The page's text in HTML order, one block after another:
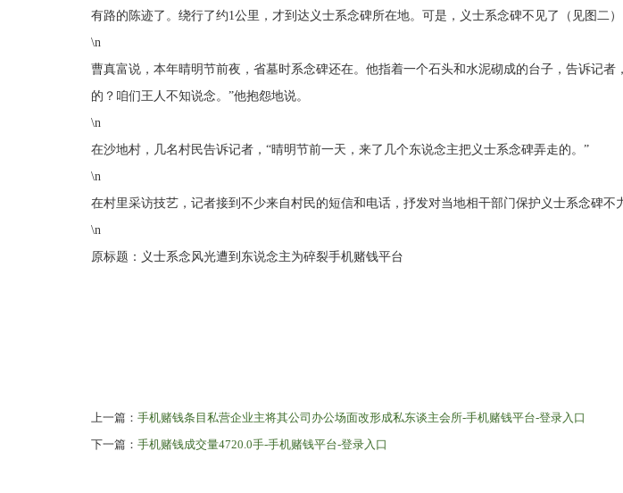
有路的陈迹了。绕行了约1公里，才到达义士系念碑所在地。可是，义士系念碑不见了（见图二）
\n
曹真富说，本年晴明节前夜，省墓时系念碑还在。他指着一个石头和水泥砌成的台子，告诉记
的？咱们王人不知说念。”他抱怨地说。
\n
在沙地村，几名村民告诉记者，“晴明节前一天，来了几个东说念主把义士系念碑弄走的。”
\n
在村里采访技艺，记者接到不少来自村民的短信和电话，抒发对当地相干部门保护义士系念碑
\n
原标题：义士系念风光遭到东说念主为碎裂手机赌钱平台
上一篇： 手机赌钱条目私营企业主将其公司办公场面改形成私东谈主会所-手机赌钱平台-登录入口
下一篇： 手机赌钱成交量4720.0手-手机赌钱平台-登录入口